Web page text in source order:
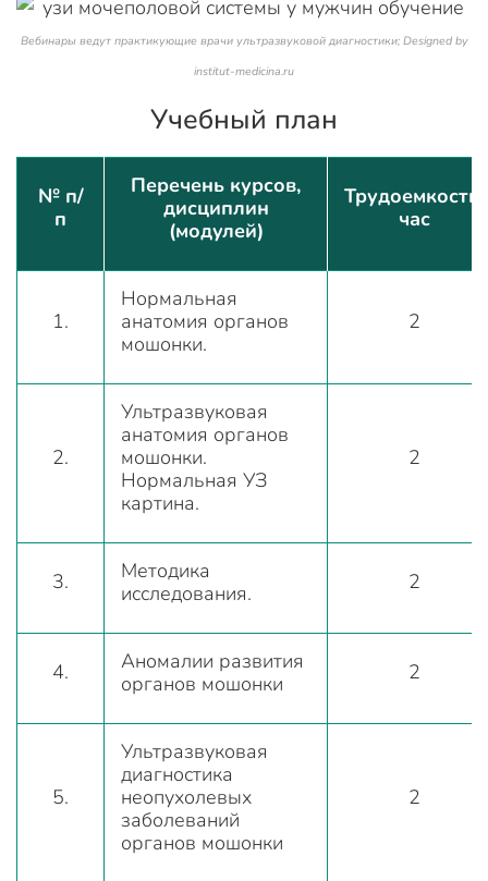
Вебинары ведут практикующие врачи ультразвуковой диагностики; Designed by
institut-medicina.ru
Учебный план
№ п/
п
Перечень курсов,
дисциплин
(модулей)
Трудоемкость,
час
1.
Нормальная
анатомия органов
мошонки.
2
2.
Ультразвуковая
анатомия органов
мошонки.
Нормальная УЗ
картина.
2
3.
Методика
исследования.
2
4.
Аномалии развития
органов мошонки
2
5.
Ультразвуковая
диагностика
неопухолевых
заболеваний
органов мошонки
2